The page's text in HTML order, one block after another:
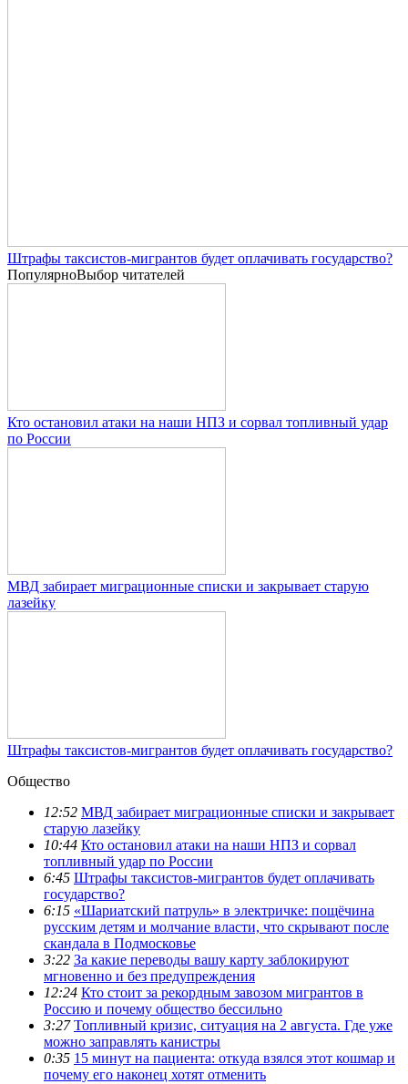
Штрафы таксистов-мигрантов будет оплачивать государство?
ПопулярноВыбор читателей
Кто остановил атаки на наши НПЗ и сорвал топливный удар
по России
МВД забирает миграционные списки и закрывает старую
лазейку
Штрафы таксистов-мигрантов будет оплачивать государство?
Общество
12:52 МВД забирает миграционные списки и закрывает
старую лазейку
10:44 Кто остановил атаки на наши НПЗ и сорвал
топливный удар по России
6:45 Штрафы таксистов-мигрантов будет оплачивать
государство?
6:15 «Шариатский патруль» в электричке: пощёчина
русским детям и молчание власти, что скрывают после
скандала в Подмосковье
3:22 За какие переводы вашу карту заблокируют
мгновенно и без предупреждения
12:24 Кто стоит за рекордным завозом мигрантов в
Россию и почему общество бессильно
3:27 Топливный кризис, ситуация на 2 августа. Где уже
можно заправлять канистры
0:35 15 минут на пациента: откуда взялся этот кошмар и
почему его наконец хотят отменить